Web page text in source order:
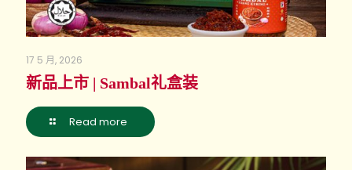
17 5 月, 2026
新品上市 | Sambal礼盒装
Read more